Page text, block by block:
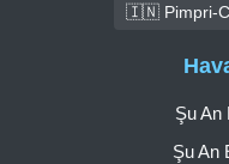
🇮🇳 Pimpri-
Şu An
Şu An